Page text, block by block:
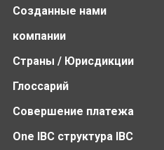
Созданные нами
компании
Страны / Юрисдикции
Глоссарий
Совершение платежа
One IBC структура IBC